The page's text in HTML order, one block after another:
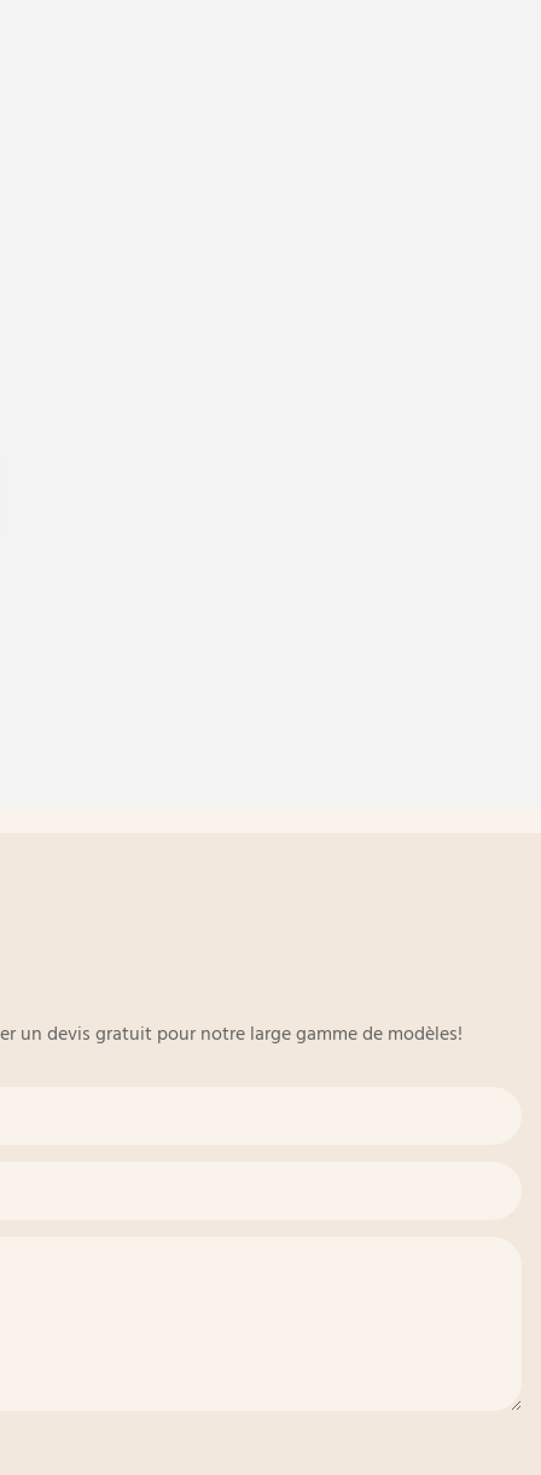
un devis gratuit pour notre large gamme de modèles!